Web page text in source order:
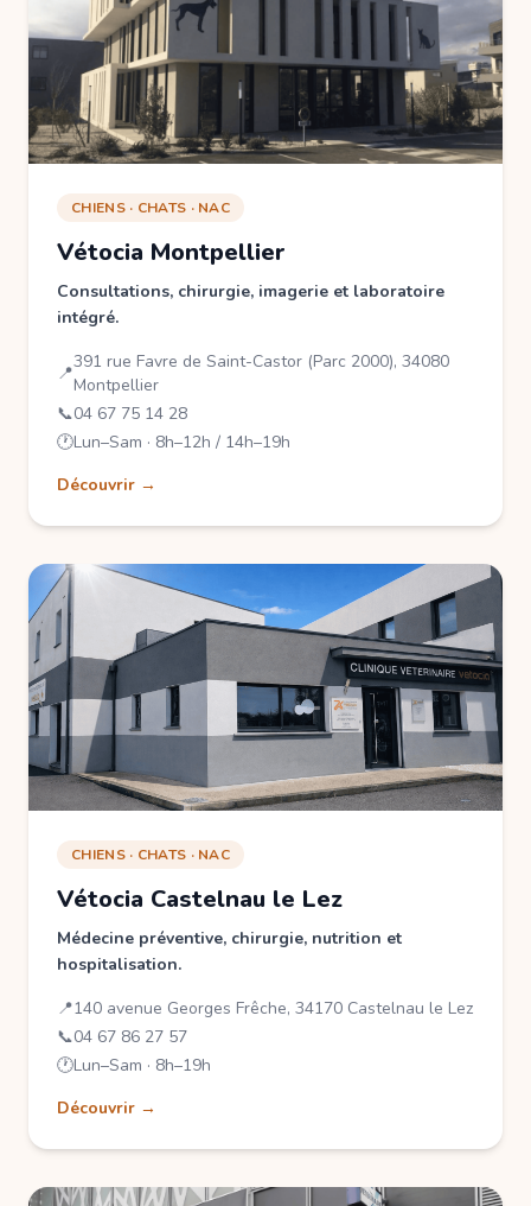
CHIENS · CHATS · NAC
Vétocia Montpellier
Consultations, chirurgie, imagerie et laboratoire
intégré.
📍
391 rue Favre de Saint-Castor (Parc 2000), 34080
Montpellier
📞04 67 75 14 28
🕐Lun–Sam · 8h–12h / 14h–19h
Découvrir →
CHIENS · CHATS · NAC
Vétocia Castelnau le Lez
Médecine préventive, chirurgie, nutrition et
hospitalisation.
📍140 avenue Georges Frêche, 34170 Castelnau le Lez
📞04 67 86 27 57
🕐Lun–Sam · 8h–19h
Découvrir →